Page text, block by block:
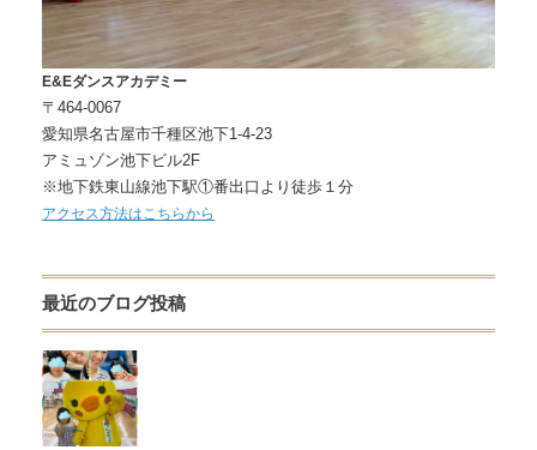
E&Eダンスアカデミー
〒464-0067
愛知県名古屋市千種区池下1-4-23
アミュゾン池下ビル2F
※地下鉄東山線池下駅①番出口より徒歩１分
アクセス方法はこちらから
最近のブログ投稿